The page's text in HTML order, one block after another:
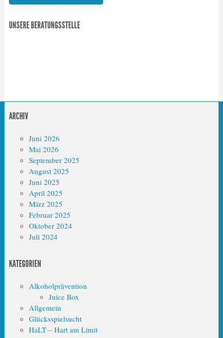
UNSERE BERATUNGSSTELLE
ARCHIV
Juni 2026
Mai 2026
September 2025
August 2025
Juni 2025
April 2025
März 2025
Februar 2025
Oktober 2024
Juli 2024
KATEGORIEN
Alkoholprävention
Juice Box
Allgemein
Glücksspielsucht
HaLT – Hart am Limit